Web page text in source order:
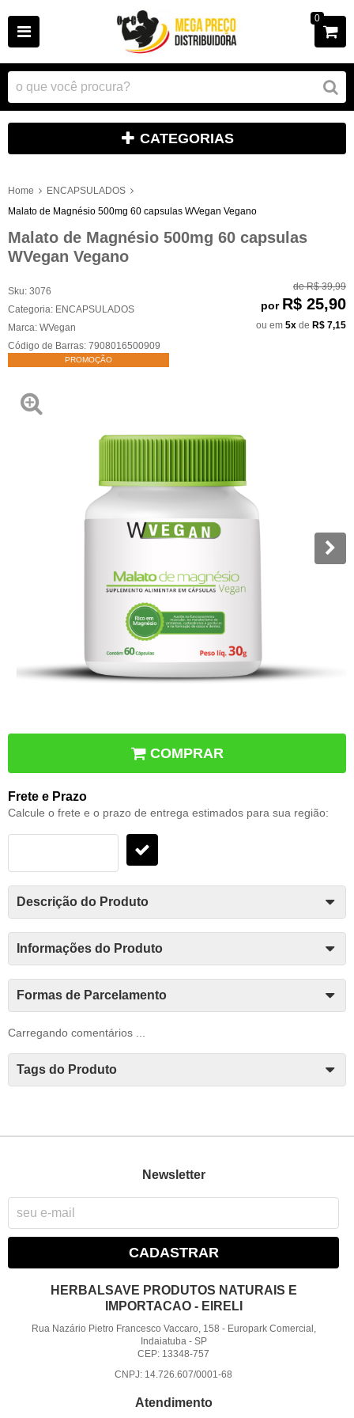
0
CATEGORIAS
Home
ENCAPSULADOS
Malato de Magnésio 500mg 60 capsulas WVegan Vegano
Malato de Magnésio 500mg 60 capsulas
WVegan Vegano
Sku: 3076
Categoria: ENCAPSULADOS
Marca: WVegan
Código de Barras: 7908016500909
PROMOÇÃO
de R$ 39,99
por R$ 25,90
ou em 5x de R$ 7,15
COMPRAR
Frete e Prazo
Calcule o frete e o prazo de entrega estimados para sua região:
Descrição do Produto
Informações do Produto
Formas de Parcelamento
Carregando comentários ...
Tags do Produto
Newsletter
CADASTRAR
HERBALSAVE PRODUTOS NATURAIS E
IMPORTACAO - EIRELI
Rua Nazário Pietro Francesco Vaccaro, 158 - Europark Comercial,
Indaiatuba- SP
CEP: 13348-757
CNPJ: 14.726.607/0001-68
Atendimento